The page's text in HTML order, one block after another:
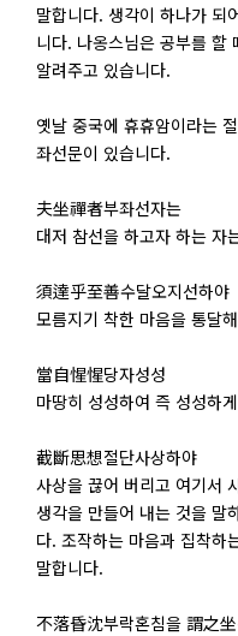
말합니다. 생각이 하나가 되
니다. 나옹스님은 공부를 할
알려주고 있습니다.
옛날 중국에 휴휴암이라는
좌선문이 있습니다.
夫坐禪者부좌선자는
대저 참선을 하고자 하는 자
須達乎至善수달오지선하야
모름지기 착한 마음을 통달
當自惺惺당자성성
마땅히 성성하여 즉 성성하
截斷思想절단사상하야
사상을 끊어 버리고 여기서
생각을 만들어 내는 것을 말
다. 조작하는 마음과 집착하
말합니다.
不落昏沈부락혼침을 謂之